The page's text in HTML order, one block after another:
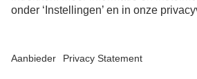
Deel nu ervaringen met andere truckers.